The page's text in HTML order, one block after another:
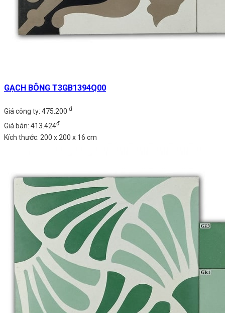
GẠCH BÔNG T3GB1394Q00
Giá công ty: 475.200 đ
Giá bán: 413.424đ
Kích thước: 200 x 200 x 16 cm